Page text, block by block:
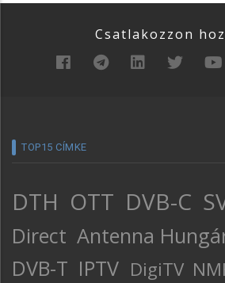
Csatlakozzon
TOP15 CÍMKE
DTH OTT DVB-C
Direct Antenna
DVB-T IPTV DigiTV